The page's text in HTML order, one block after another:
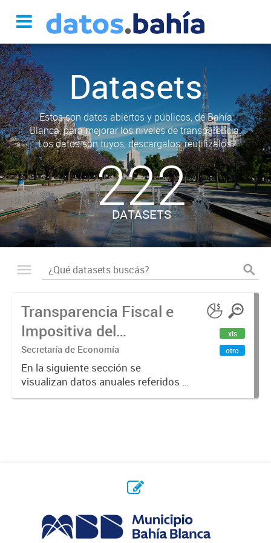
Datasets
Estos son datos abiertos y públicos, de Bahía
Blanca, para mejorar los niveles de transparencia.
Los datos son tuyos, descargalos, reutilizalos.
222
DATASETS
Transparencia Fiscal e
Impositiva del
Municipio. Año 2023
Secretaría de Economía
En la siguiente sección se
visualizan datos anuales referidos a
la transparencia fiscal e impositiva
xls
otro